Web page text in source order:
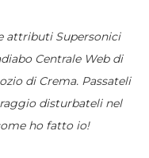
attributi Supersonici
Centrale Web di
di Crema. Passateli
disturbateli nel
ho fatto io!